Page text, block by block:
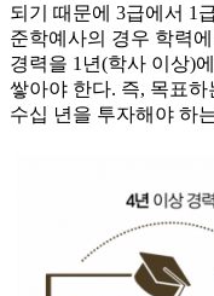
되기 때문에 3급에서 1
준학예사의 경우 학력
경력을 1년(학사 이상)
쌓아야 한다. 즉, 목표
수십 년을 투자해야 하